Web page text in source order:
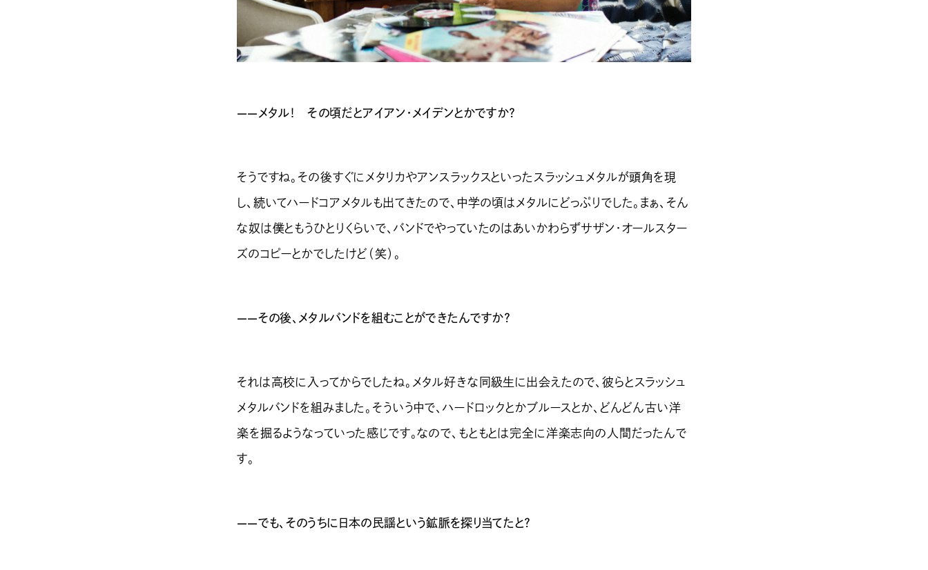
——メタル！ その頃だとアイアン・メイデンとかですか？
そうですね。その後すぐにメタリカやアンスラックスといったスラッシュメタルが頭角を現
し、続いてハードコアメタルも出てきたので、中学の頃はメタルにどっぷりでした。まぁ、そん
な奴は僕ともうひとりくらいで、バンドでやっていたのはあいかわらずサザン・オールスター
ズのコピーとかでしたけど（笑）。
——その後、メタルバンドを組むことができたんですか？
それは高校に入ってからでしたね。メタル好きな同級生に出会えたので、彼らとスラッシュ
メタルバンドを組みました。そういう中で、ハードロックとかブルースとか、どんどん古い洋
楽を掘るようなっていった感じです。なので、もともとは完全に洋楽志向の人間だったんで
す。
——でも、そのうちに日本の民謡という鉱脈を探り当てたと？